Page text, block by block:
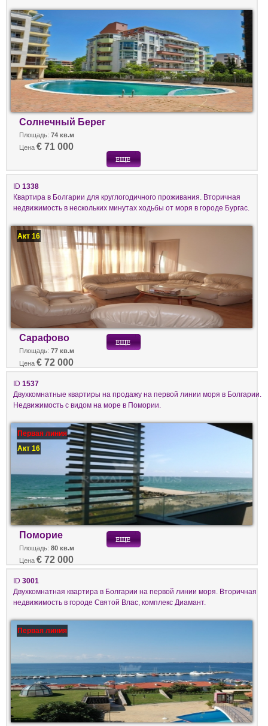
Солнечный Берег
Площадь: 74 кв.м
Цена € 71 000
ID 1338
Квартира в Болгарии для круглогодичного проживания. Вторичная
недвижимость в нескольких минутах ходьбы от моря в городе Бургас.
Акт 16
Сарафово
Площадь: 77 кв.м
Цена € 72 000
ID 1537
Двухкомнатные квартиры на продажу на первой линии моря в Болгарии.
Недвижимость с видом на море в Помории.
Первая линия
Акт 16
Поморие
Площадь: 80 кв.м
Цена € 72 000
ID 3001
Двухкомнатная квартира в Болгарии на первой линии моря. Вторичная
недвижимость в городе Святой Влас, комплекс Диамант.
Первая линия